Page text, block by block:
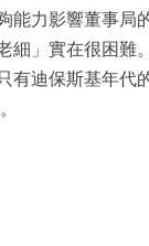
能力影響董事局
細」實在很困難
有迪保斯基年代